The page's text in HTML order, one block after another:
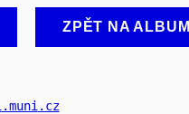
ZPĚT NA ALBUM
.muni .cz